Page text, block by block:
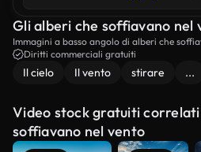
Gli alberi che soffiavano nel
Immagini a basso angolo di alberi che
Diritti commerciali gratuiti
Il cielo Il vento stirare ...
Video stock gratuiti
soffiavano nel vento